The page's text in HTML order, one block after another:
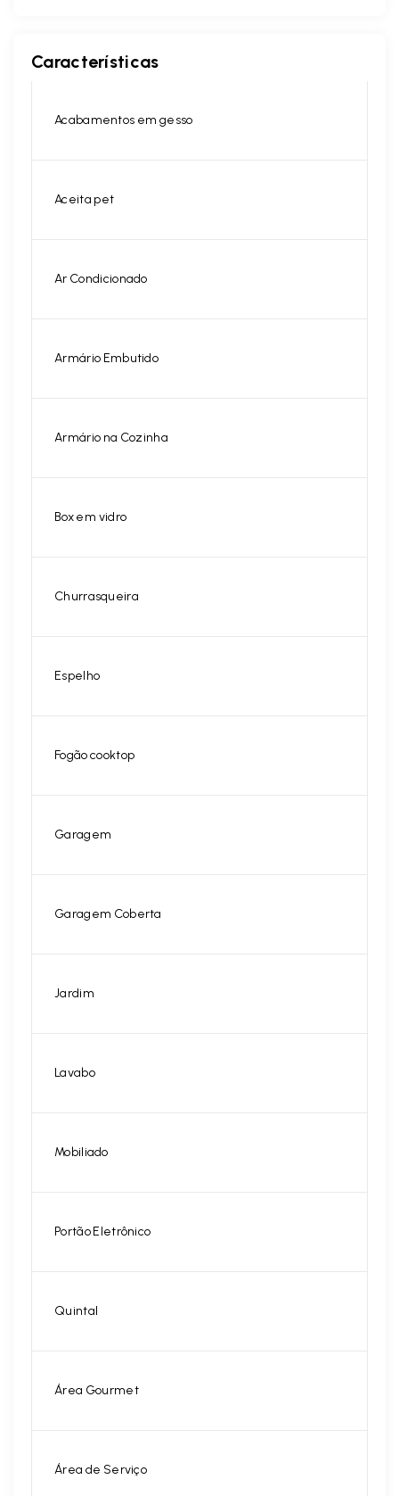
Características
Acabamentos em gesso
Aceita pet
Ar Condicionado
Armário Embutido
Armário na Cozinha
Box em vidro
Churrasqueira
Espelho
Fogão cooktop
Garagem
Garagem Coberta
Jardim
Lavabo
Mobiliado
Portão Eletrônico
Quintal
Área Gourmet
Área de Serviço